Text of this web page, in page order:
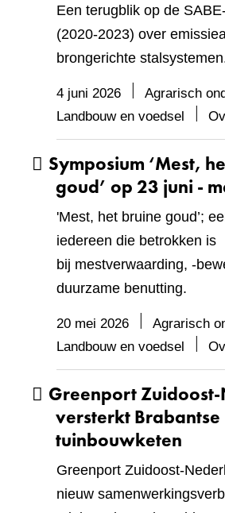
Een terugblik op de
(2020-2023) over
brongerichte
4 juni 2026
Agrarisch
Landbouw en voedsel
Symposium ‘Mest,
goud’ op 23 juni -
'Mest, het bruine goud’;
iedereen die betrokken is
bij mestverwaarding, -
duurzame benutting.
20 mei 2026
Agrarisch
Landbouw en voedsel
Greenport
versterkt Brabantse
tuinbouwketen
Greenport
nieuw